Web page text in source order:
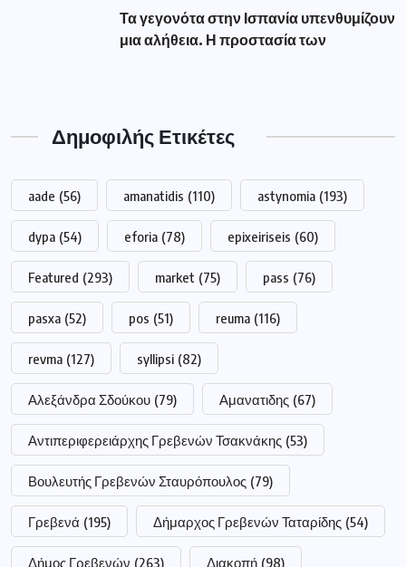
Τα γεγονότα στην Ισπανία υπενθυμίζουν
μια αλήθεια. Η προστασία των
Δημοφιλής Ετικέτες
aade (56) amanatidis (110) astynomia (193)
dypa (54) eforia (78) epixeiriseis (60)
Featured (293) market (75) pass (76)
pasxa (52) pos (51) reuma (116)
revma (127) syllipsi (82)
Αλεξάνδρα Σδούκου (79) Αμανατιδης (67)
Αντιπεριφερειάρχης Γρεβενών Τσακνάκης (53)
Βουλευτής Γρεβενών Σταυρόπουλος (79)
Γρεβενά (195) Δήμαρχος Γρεβενών Ταταρίδης (54)
Δήμος Γρεβενών (263) Διακοπή (98)